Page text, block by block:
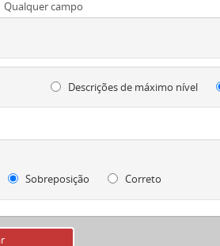
Descrições de máximo nível
Sobreposição
Correto